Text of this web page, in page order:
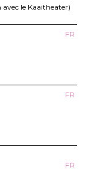
le Kaaitheater)
FR
FR
FR